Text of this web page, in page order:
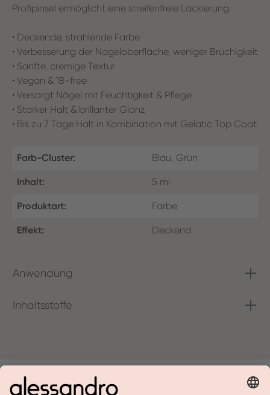
Profipinsel ermöglicht eine streifenfreie Lackierung.
• Deckende, strahlende Farbe
• Verbesserung der Nageloberfläche, weniger Brüchigkeit
• Sanfte, cremige Textur
• Vegan & 18-free
• Versorgt Nägel mit Feuchtigkeit & Pflege
• Starker Halt & brillanter Glanz
• Bis zu 7 Tage Halt in Kombination mit Gelatic Top Coat
Farb-Cluster: Blau, Grün
Inhalt: 5 ml
Produktart: Farbe
Effekt: Deckend
Anwendung
Inhaltsstoffe